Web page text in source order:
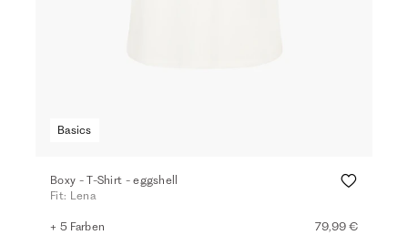
Basics
Boxy - T-Shirt - eggshell
Fit: Lena
+ 5 Farben 79,99 €